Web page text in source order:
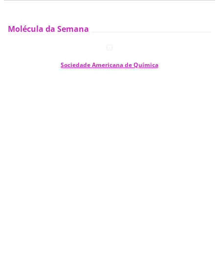
Molécula da Semana
Sociedade Americana de Química